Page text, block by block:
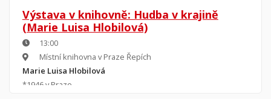
13:00
Místní knihovna v Praze Řepích
Výstava v knihovně: Hudba v krajině
(Marie Luisa Hlobilová)
Marie Luisa Hlobilová
*1946 v Praze